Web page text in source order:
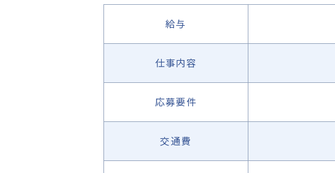
給与
仕事内容
応募要件
交通費